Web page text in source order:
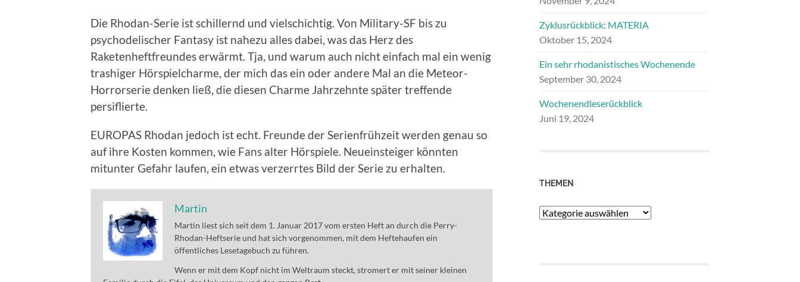
Die Rhodan-Serie ist schillernd und vielschichtig. Von Military-SF bis zu
psychodelischer Fantasy ist nahezu alles dabei, was das Herz des
Raketenheftfreundes erwärmt. Tja, und warum auch nicht einfach mal ein wenig
trashiger Hörspielcharme, der mich das ein oder andere Mal an die Meteor-
Horrorserie denken ließ, die diesen Charme Jahrzehnte später treffende
persiflierte.
EUROPAS Rhodan jedoch ist echt. Freunde der Serienfrühzeit werden genau so
auf ihre Kosten kommen, wie Fans alter Hörspiele. Neueinsteiger könnten
mitunter Gefahr laufen, ein etwas verzerrtes Bild der Serie zu erhalten.
Martin
Martin liest sich seit dem 1. Januar 2017 vom ersten Heft an durch die Perry-
Rhodan-Heftserie und hat sich vorgenommen, mit dem Heftehaufen ein
öffentliches Lesetagebuch zu führen.
Wenn er mit dem Kopf nicht im Weltraum steckt, stromert er mit seiner kleinen
Zyklusrückblick: MATERIA
Oktober 15, 2024
Ein sehr rhodanistisches Wochenende
September 30, 2024
Wochenendleserückblick
Juni 19, 2024
THEMEN
Themen